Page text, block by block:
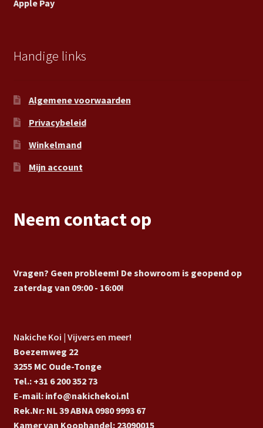
Apple Pay
Handige links
Algemene voorwaarden
Privacybeleid
Winkelmand
Mijn account
Neem contact op
Vragen? Geen probleem! De showroom is geopend op
zaterdag van 09:00 - 16:00!
Nakiche Koi | Vijvers en meer!
Boezemweg 22
3255 MC Oude-Tonge
Tel.: +31 6 200 352 73
E-mail: info@nakichekoi.nl
Rek.Nr: NL 39 ABNA 0980 9993 67
Kamer van Koophandel: 23090015